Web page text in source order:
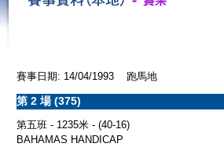
賽事日期: 14/04/1993 跑馬地
第 2 場 (375)
第五班 - 1235米 - (40-16)
BAHAMAS HANDICAP